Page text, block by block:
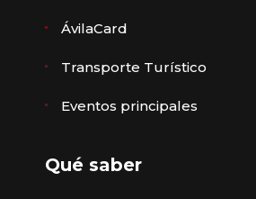
ÁvilaCard
Transporte Turístico
Eventos principales
Qué saber